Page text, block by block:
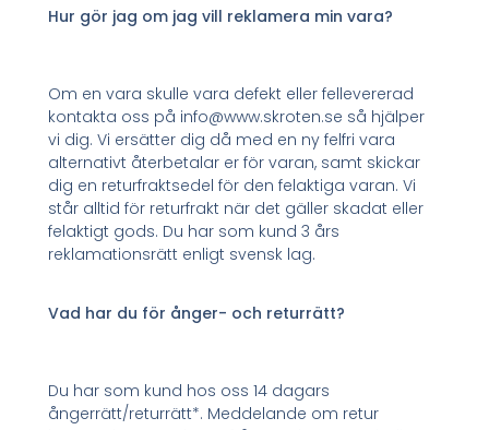
Hur gör jag om jag vill reklamera min vara?
Om en vara skulle vara defekt eller fellevererad
kontakta oss på info@www.skroten.se så hjälper
vi dig. Vi ersätter dig då med en ny felfri vara
alternativt återbetalar er för varan, samt skickar
dig en returfraktsedel för den felaktiga varan. Vi
står alltid för returfrakt när det gäller skadat eller
felaktigt gods. Du har som kund 3 års
reklamationsrätt enligt svensk lag.
Vad har du för ånger- och returrätt?
Du har som kund hos oss 14 dagars
ångerrätt/returrätt*. Meddelande om retur